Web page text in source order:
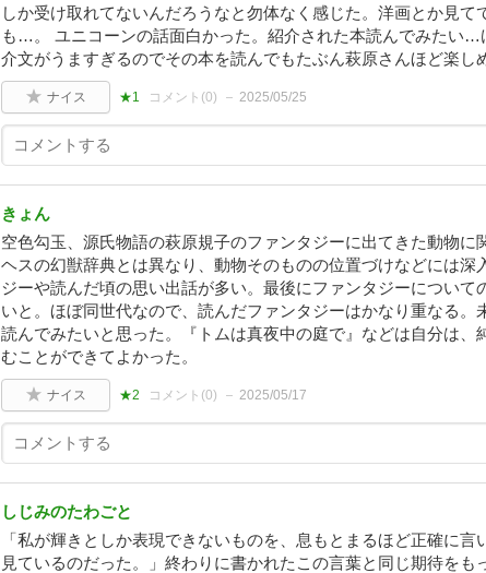
しか受け取れてないんだろうなと勿体なく感じた。洋画とか見て
も…。 ユニコーンの話面白かった。紹介された本読んでみたい…
介文がうますぎるのでその本を読んでもたぶん萩原さんほど楽し
ナイス ★1 コメント(0) 2025/05/25
きょん
空色勾玉、源氏物語の萩原規子のファンタジーに出てきた動物に
ヘスの幻獣辞典とは異なり、動物そのものの位置づけなどには深
ジーや読んだ頃の思い出話が多い。最後にファンタジーについて
いと。ほぼ同世代なので、読んだファンタジーはかなり重なる。
読んでみたいと思った。『トムは真夜中の庭で』などは自分は、
むことができてよかった。
ナイス ★2 コメント(0) 2025/05/17
しじみのたわごと
「私が輝きとしか表現できないものを、息もとまるほど正確に言
見ているのだった。」終わりに書かれたこの言葉と同じ期待をも